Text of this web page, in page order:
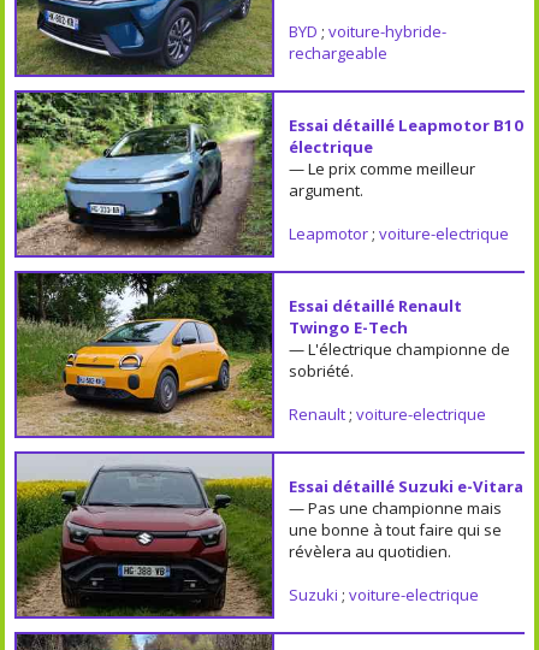
BYD ; voiture-hybride-
rechargeable
Essai détaillé Leapmotor B10
électrique
— Le prix comme meilleur
argument.
Leapmotor; voiture-electrique
Essai détaillé Renault
Twingo E-Tech
— L'électrique championne de
sobriété.
Renault; voiture-electrique
Essai détaillé Suzuki e-Vitara
— Pas une championne mais
une bonne à tout faire qui se
révèlera au quotidien.
Suzuki ; voiture-electrique